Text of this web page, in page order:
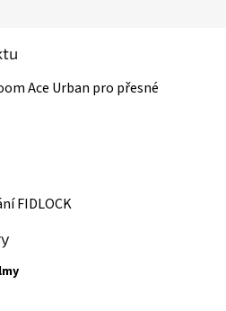
Ace Urban pro přesné
FIDLOCK